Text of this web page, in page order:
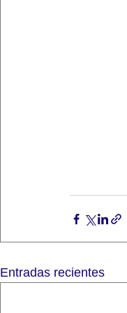
Entradas recientes